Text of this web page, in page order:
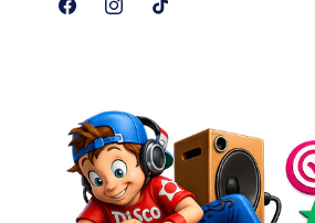
FacebookInstagramTikTok